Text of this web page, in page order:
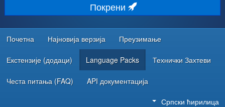
ЗАЈЕДНИЦА И ПОДРШКА
РЕСУРСИ ЗА РАЗВОЈ
Покрени
Почетна Најновија верзија Преузимање
Екстензије (додаци) Language Packs Технички Захтеви
Честа питања (FAQ) API документација
Српски ћирилица